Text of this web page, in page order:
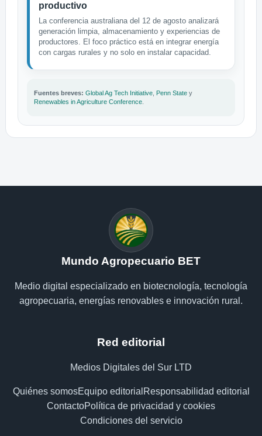
productivo
La conferencia australiana del 12 de agosto analizará
generación limpia, almacenamiento y experiencias de
productores. El foco práctico está en integrar energía
con cargas rurales y no solo en instalar capacidad.
Fuentes breves: Global Ag Tech Initiative Penn State y
Renewables in Agriculture Conference
Mundo Agropecuario BET
Medio digital especializado en biotecnología, tecnología
agropecuaria, energías renovables e innovación rural.
Red editorial
Medios Digitales del Sur LTD
Quiénes somosEquipo editorial Responsabilidad editorial
ContactoPolítica de privacidad y cookies
Condiciones del servicio